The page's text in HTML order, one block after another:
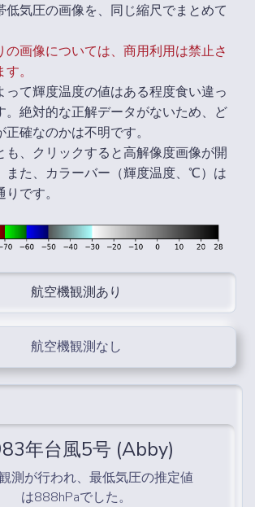
低気圧の画像を、同じ縮尺でまとめて
の画像については、商用利用は禁止さ
。
って輝度温度の値はある程度食い違っ
。絶対的な正解データがないため、ど
正確なのかは不明です。
も、クリックすると高解像度画像が開
また、カラーバー（輝度温度、℃）は
です。
航空機観測あり
航空機観測なし
年台風5号 (Abby)
測が行われ、最低気圧の推定値
は888hPaでした。